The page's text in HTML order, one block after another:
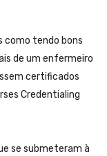
como tendo bons
de um enfermeiro
certificados
Credentialing
se submeteram à